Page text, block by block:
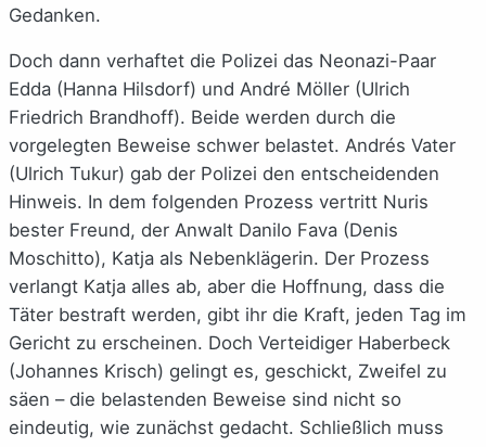
Gedanken.
Doch dann verhaftet die Polizei das Neonazi-Paar
Edda (Hanna Hilsdorf) und André Möller (Ulrich
Friedrich Brandhoff). Beide werden durch die
vorgelegten Beweise schwer belastet. Andrés Vater
(Ulrich Tukur) gab der Polizei den entscheidenden
Hinweis. In dem folgenden Prozess vertritt Nuris
bester Freund, der Anwalt Danilo Fava (Denis
Moschitto), Katja als Nebenklägerin. Der Prozess
verlangt Katja alles ab, aber die Hoffnung, dass die
Täter bestraft werden, gibt ihr die Kraft, jeden Tag im
Gericht zu erscheinen. Doch Verteidiger Haberbeck
(Johannes Krisch) gelingt es, geschickt, Zweifel zu
säen – die belastenden Beweise sind nicht so
eindeutig, wie zunächst gedacht. Schließlich muss